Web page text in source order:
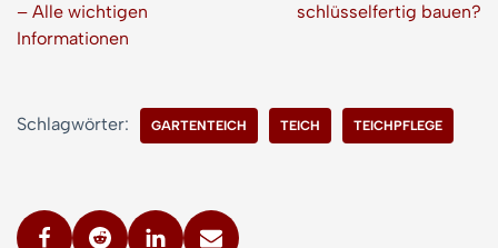
– Alle wichtigen
Informationen
schlüsselfertig bauen?
Schlagwörter: GARTENTEICH TEICH TEICHPFLEGE